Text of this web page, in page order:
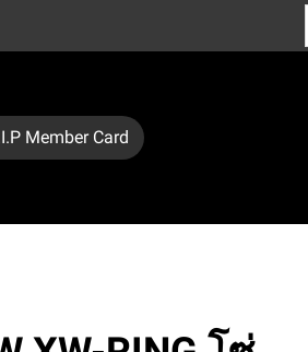
Member Card